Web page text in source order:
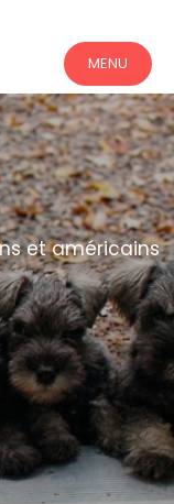
MENU
et américains